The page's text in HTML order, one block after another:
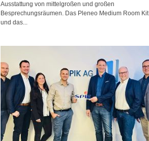
Ausstattung von mittelgroßen und großen
Besprechungsräumen. Das Pleneo Medium Room Kit
und das...